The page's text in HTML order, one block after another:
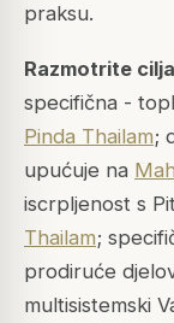
praksu.
Razmotrite
specifična -
Pinda Thailam;
upućuje na
iscrpljenost s
Thailam;
prodiruće
multisistemski